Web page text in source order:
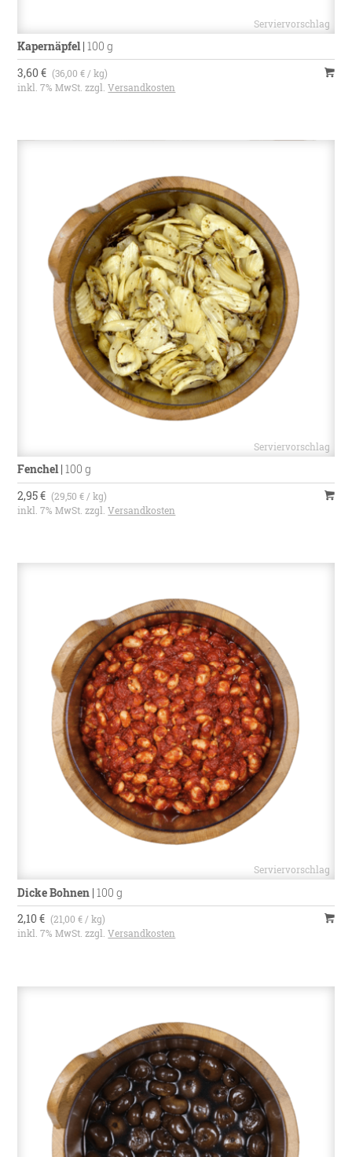
Kapernäpfel|100 g
3,60 € (36,00 € / kg)
inkl. 7% MwSt. zzgl.Versandkosten
Fenchel|100 g
2,95 € (29,50 € / kg)
inkl. 7% MwSt. zzgl.Versandkosten
Dicke Bohnen |100 g
2,10 € (21,00 € / kg)
inkl. 7% MwSt. zzgl.Versandkosten